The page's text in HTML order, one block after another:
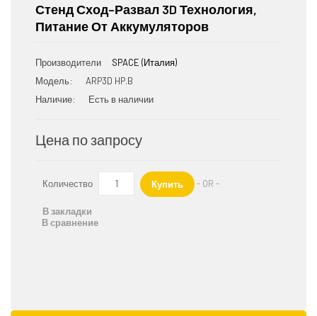
Стенд Сход–Развал 3D Технология,
Питание От Аккумуляторов
Производители
SPACE (Италия)
Модель:
ARP3D HP.B
Наличие:
Есть в наличии
Цена по запросу
Количество Купить - OR -
В закладки
В сравнение